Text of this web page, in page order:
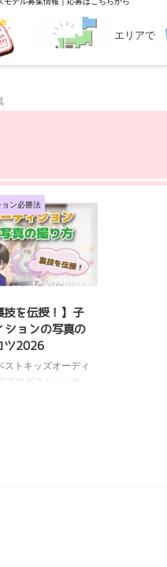
エリアで
探す
ン必勝法
2026/4/2
技を伝授！】子
ションの写真の
ツ2026
ストキッズオーディ
プロダクションの